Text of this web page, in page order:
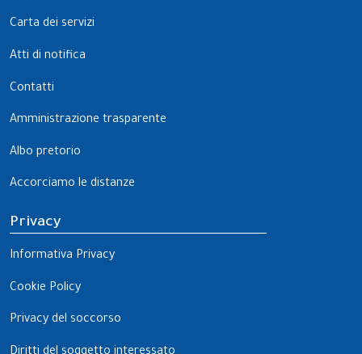
Carta dei servizi
Atti di notifica
Contatti
Amministrazione trasparente
Albo pretorio
Accorciamo le distanze
Privacy
Informativa Privacy
Cookie Policy
Privacy del soccorso